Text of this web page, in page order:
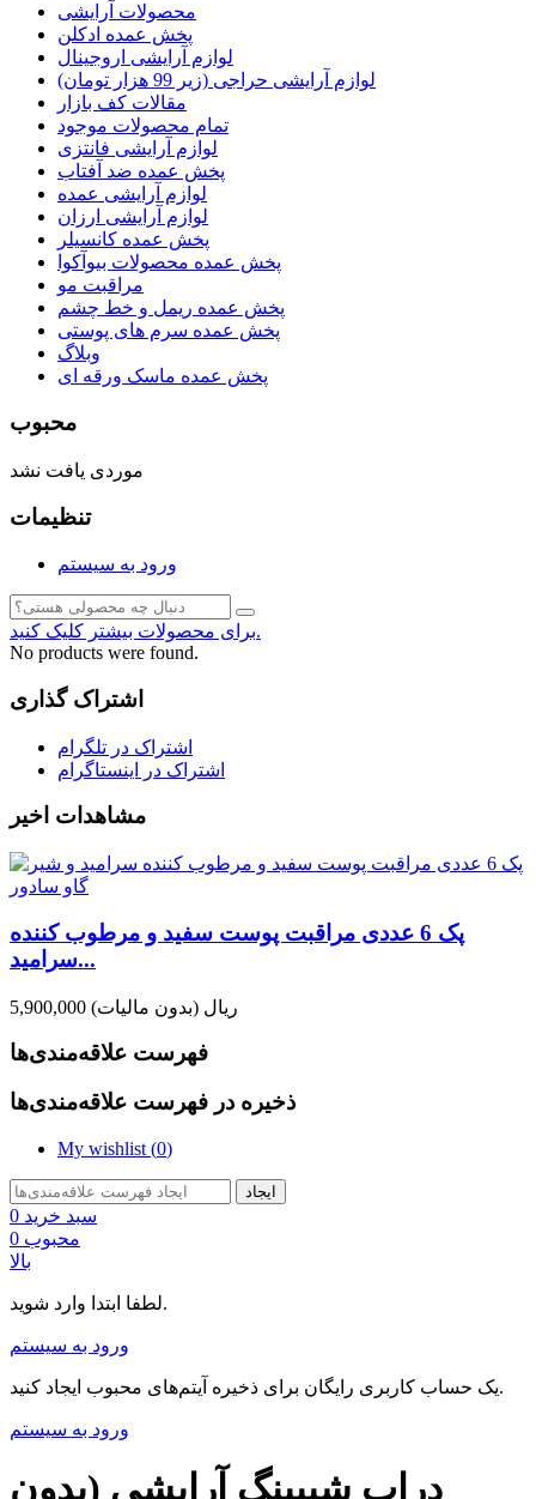
محصولات آرایشی
پخش عمده ادکلن
لوازم آرایشی اروجینال
لوازم آرایشی حراجی (زیر 99 هزار تومان)
مقالات کف بازار
تمام محصولات موجود
لوازم آرایشی فانتزی
پخش عمده ضد آفتاب
لوازم آرایشی عمده
لوازم آرایشی ارزان
پخش عمده کانسیلر
پخش عمده محصولات بیوآکوا
مراقبت مو
پخش عمده ریمل و خط چشم
پخش عمده سرم های پوستی
وبلاگ
پخش عمده ماسک ورقه ای
محبوب
موردی یافت نشد
تنظیمات
ورود به سیستم
برای محصولات بیشتر کلیک کنید.
No products were found.
اشتراک گذاری
اشتراک در تلگرام
اشتراک در اینستاگرام
مشاهدات اخیر
پک 6 عددی مراقبت پوست سفید و مرطوب کننده
سرامید...
5,900,000 ریال (بدون مالیات)
فهرست علاقه‌مندی‌ها
ذخیره در فهرست علاقه‌مندی‌ها
My wishlist (0)
ایجاد
سبد خرید 0
محبوب 0
بالا
لطفا ابتدا وارد شوید.
ورود به سیستم
یک حساب کاربری رایگان برای ذخیره آیتم‌های محبوب ایجاد کنید.
ورود به سیستم
دراپ شیپینگ آرایشی (بدون